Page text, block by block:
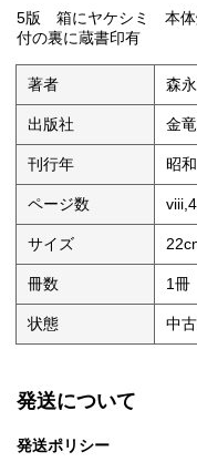
5版 箱にヤケシミ 本
付の裏に蔵書印有
著者 森
出版社 金
刊行年 昭
ページ数
サイズ
冊数 1冊
状態 中
発送について
発送ポリシー